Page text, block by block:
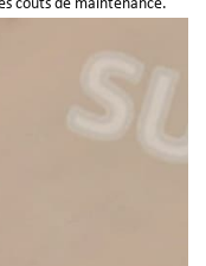
coûts de maintenance.